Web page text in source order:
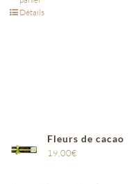
Détails
Fleurs de cacao
19,00€